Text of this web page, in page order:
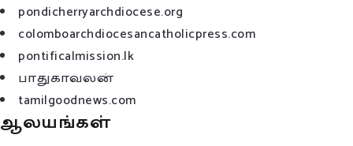
pondicherryarchdiocese.org
colomboarchdiocesancatholicpress.com
pontificalmission.lk
பாதுகாவலன்
tamilgoodnews.com
ஆலயங்கள்